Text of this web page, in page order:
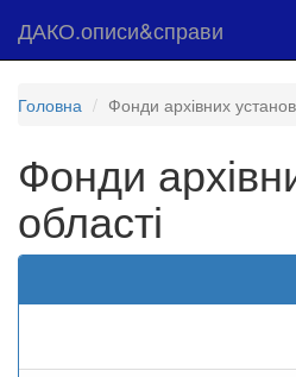
ДАКО.описи&справи
Головна Фонди архівних установ
Фонди
області